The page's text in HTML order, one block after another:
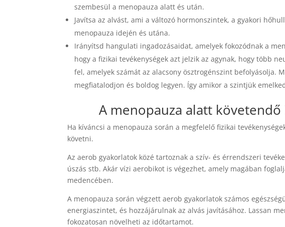
szembesül a menopauza alatt és után.
Javítsa az alvást, ami a változó hormonszintek, a gyakori
menopauza idején és utána.
Irányítsd hangulati ingadozásaidat, amelyek fokozódnak a
hogy a fizikai tevékenységek azt jelzik az agynak, hogy több
fel, amelyek számát az alacsony ösztrogénszint befolyásolja.
megfiatalodjon és boldog legyen. Így amikor a szintjük
A menopauza alatt
Ha kíváncsi a menopauza során a megfelelő fizikai
követni.
Az aerob gyakorlatok közé tartoznak a szív- és érrendszeri
úszás stb. Akár vízi aerobikot is végezhet, amely magában
medencében.
A menopauza során végzett aerob gyakorlatok számos
energiaszintet, és hozzájárulnak az alvás javításához. Lassan
fokozatosan növelheti az időtartamot.